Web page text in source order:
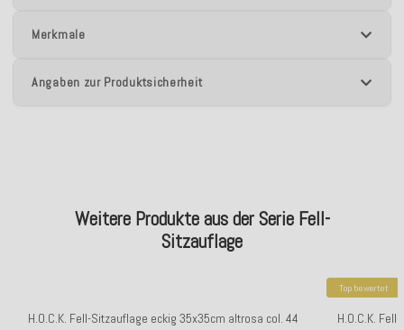
Merkmale
Angaben zur Produktsicherheit
Weitere Produkte aus der Serie Fell-
Sitzauflage
H.O.C.K. Fell-Sitzauflage eckig 35x35cm altrosa col. 44
Top bewertet
H.O.C.K.